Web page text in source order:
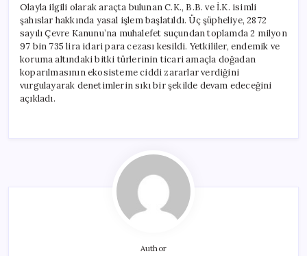
Olayla ilgili olarak araçta bulunan C.K., B.B. ve İ.K. isimli
şahıslar hakkında yasal işlem başlatıldı. Üç şüpheliye, 2872
sayılı Çevre Kanunu’na muhalefet suçundan toplamda 2 milyon
97 bin 735 lira idari para cezası kesildi. Yetkililer, endemik ve
koruma altındaki bitki türlerinin ticari amaçla doğadan
koparılmasının ekosisteme ciddi zararlar verdiğini
vurgulayarak denetimlerin sıkı bir şekilde devam edeceğini
açıkladı.
Author